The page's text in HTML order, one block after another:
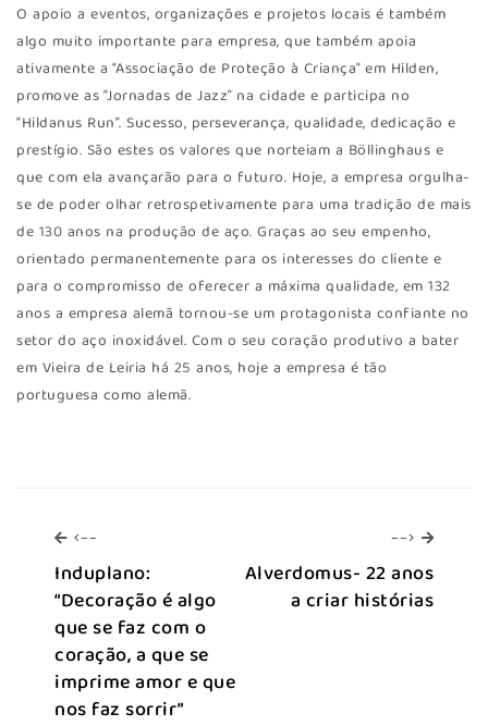
O apoio a eventos, organizações e projetos locais é também
algo muito importante para empresa, que também apoia
ativamente a “Associação de Proteção à Criança” em Hilden,
promove as “Jornadas de Jazz” na cidade e participa no
“Hildanus Run”. Sucesso, perseverança, qualidade, dedicação e
prestígio. São estes os valores que norteiam a Böllinghaus e
que com ela avançarão para o futuro. Hoje, a empresa orgulha-
se de poder olhar retrospetivamente para uma tradição de mais
de 130 anos na produção de aço. Graças ao seu empenho,
orientado permanentemente para os interesses do cliente e
para o compromisso de oferecer a máxima qualidade, em 132
anos a empresa alemã tornou-se um protagonista confiante no
setor do aço inoxidável. Com o seu coração produtivo a bater
em Vieira de Leiria há 25 anos, hoje a empresa é tão
portuguesa como alemã.
<--
Induplano:
“Decoração é algo
que se faz com o
coração, a que se
imprime amor e que
nos faz sorrir”
--> -->
Alverdomus- 22 anos
a criar histórias